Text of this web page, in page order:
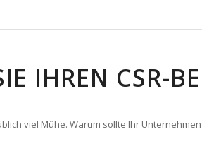
IHREN CSR-
viel Mühe. Warum sollte Ihr